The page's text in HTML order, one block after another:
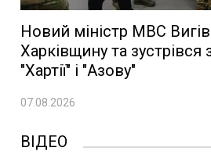
Новий міністр МВС
Харківщину та зустрівся
"Хартії" і "Азову"
07.08.2026
ВІДЕО